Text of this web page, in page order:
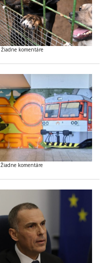
Žiadne komentáre
Žiadne komentáre